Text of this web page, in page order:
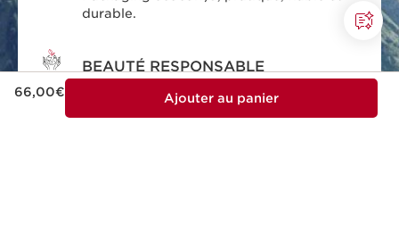
66,00€ Ajouter au panier